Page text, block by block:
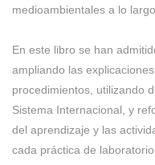
medioambientales a lo
En este libro se han
ampliando las
procedimientos, utilizando
Sistema Internacional, y
del aprendizaje y las
cada práctica de laboratorio.